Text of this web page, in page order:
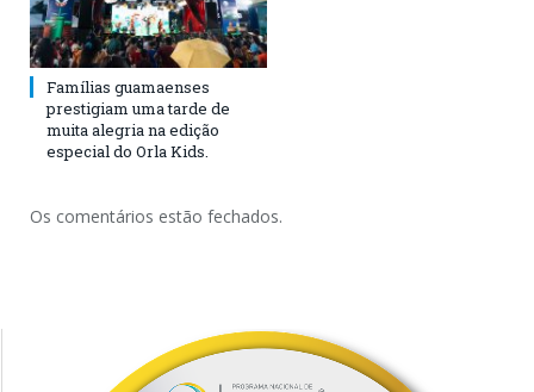
Famílias guamaenses
prestigiam uma tarde de
muita alegria na edição
especial do Orla Kids.
Os comentários estão fechados.